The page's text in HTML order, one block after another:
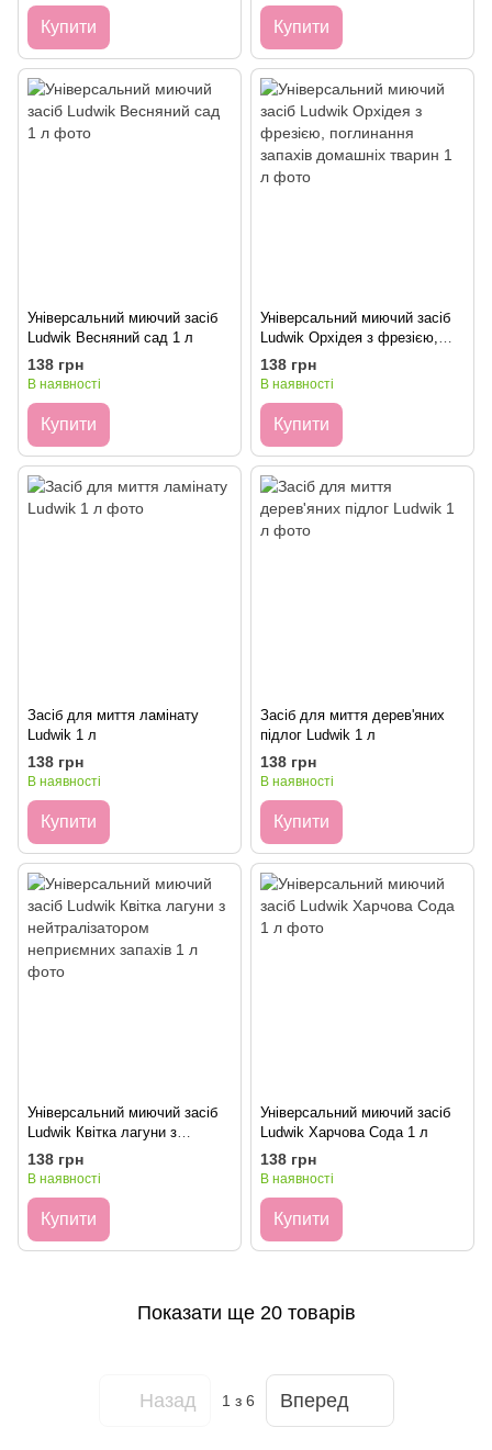
Купити Купити
Універсальний миючий засіб
Ludwik Весняний сад 1 л
138 грн
В наявності
Купити
Універсальний миючий засіб
Ludwik Орхідея з фрезією,
поглинання запахів домашніх
тварин 1 л
138 грн
В наявності
Купити
Засіб для миття ламінату
Ludwik 1 л
138 грн
В наявності
Купити
Засіб для миття дерев'яних
підлог Ludwik 1 л
138 грн
В наявності
Купити
Універсальний миючий засіб
Ludwik Квітка лагуни з
нейтралізатором неприємних
запахів 1 л
138 грн
В наявності
Купити
Універсальний миючий засіб
Ludwik Харчова Сода 1 л
138 грн
В наявності
Купити
Показати ще 20 товарів
Назад 1 з 6 Вперед